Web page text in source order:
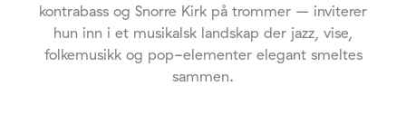
kontrabass og Snorre Kirk på trommer – inviterer
hun inn i et musikalsk landskap der jazz, vise,
folkemusikk og pop-elementer elegant smeltes
sammen.